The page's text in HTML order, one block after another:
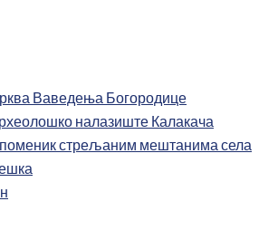
Ваведења Богородице
налазиште Калакача
стрељаним мештанима села